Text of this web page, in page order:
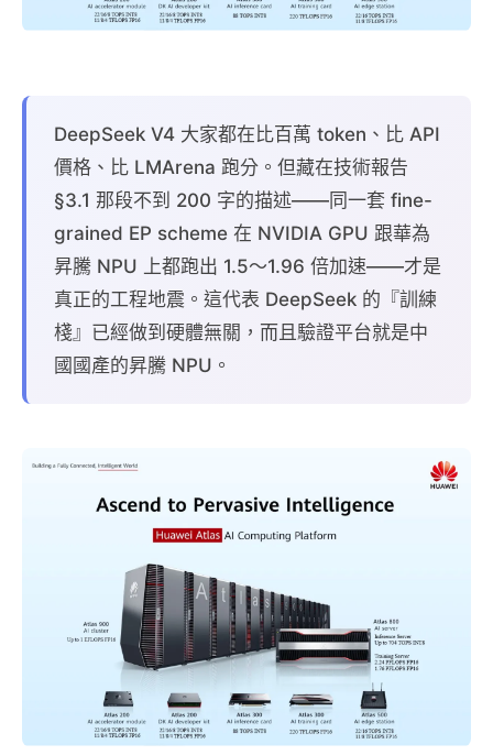
DeepSeek V4 大家都在比百萬 token、比 API
價格、比 LMArena 跑分。但藏在技術報告
§3.1 那段不到 200 字的描述——同一套 fine-
grained EP scheme 在 NVIDIA GPU 跟華為
昇騰 NPU 上都跑出 1.5～1.96 倍加速——才是
真正的工程地震。這代表 DeepSeek 的『訓練
棧』已經做到硬體無關，而且驗證平台就是中
國國產的昇騰 NPU。